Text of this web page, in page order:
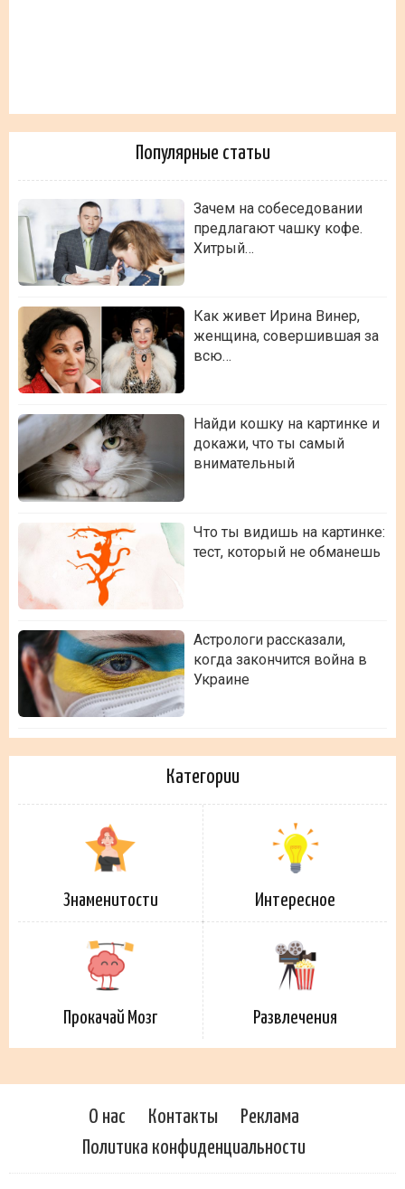
Популярные статьи
Зачем на собеседовании
предлагают чашку кофе.
Хитрый…
Как живет Ирина Винер,
женщина, совершившая за
всю…
Найди кошку на картинке и
докажи, что ты самый
внимательный
Что ты видишь на картинке:
тест, который не обманешь
Астрологи рассказали,
когда закончится война в
Украине
Категории
Знаменитости Интересное
Прокачай Мозг Развлечения
О нас Контакты
Реклама
Политика конфиденциальности